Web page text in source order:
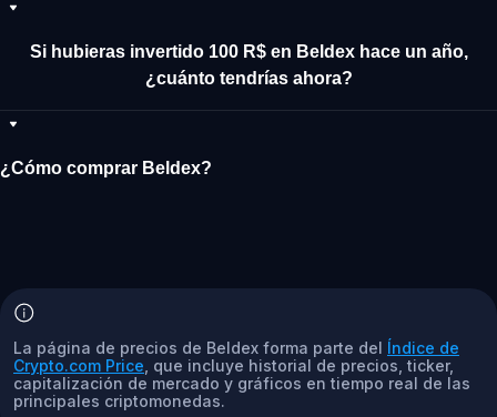
Si hubieras invertido 100 R$ en Beldex hace un año,
¿cuánto tendrías ahora?
¿Cómo comprar Beldex?
La página de precios de Beldex forma parte del Índice de
Crypto.com Price , que incluye historial de precios, ticker,
capitalización de mercado y gráficos en tiempo real de las
principales criptomonedas.